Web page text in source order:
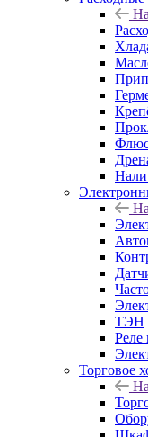
ТЭН
Реле
Торговое